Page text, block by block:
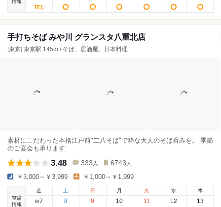
情報
手打ちそば みや川 グランスタ八重北店
[東京] 東京駅 145m / そば、居酒屋、日本料理
素材にこだわった本格江戸前"二八そば"で粋な大人のそば呑みを。 季節
のご宴会も承ります
3.48 333 人 6743 人
￥3,000～￥3,999 ￥1,000～￥1,999
空席
情報
金
8/7
土
8
日
9
月
10
火
11
水
12
木
13